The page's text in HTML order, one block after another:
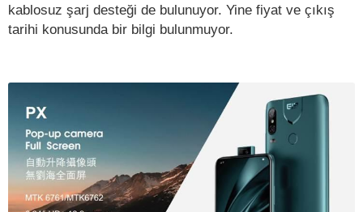
kablosuz şarj desteği de bulunuyor. Yine fiyat ve çıkış
tarihi konusunda bir bilgi bulunmuyor.